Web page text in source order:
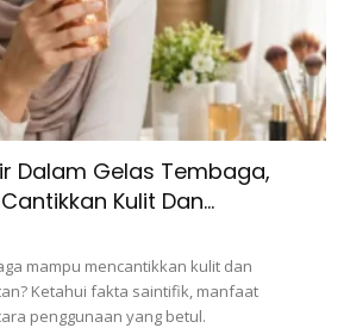
Ads
seperti tidak relevan kerana jauh
hakikatnya ia boleh memberi isyarat
yang berlaku dengan sistem
Dr Rigved.
Dalam Gelas Tembaga,
Kulit Dan...
mampu mencantikkan kulit dan
Ketahui fakta saintifik, manfaat
penggunaan yang betul.